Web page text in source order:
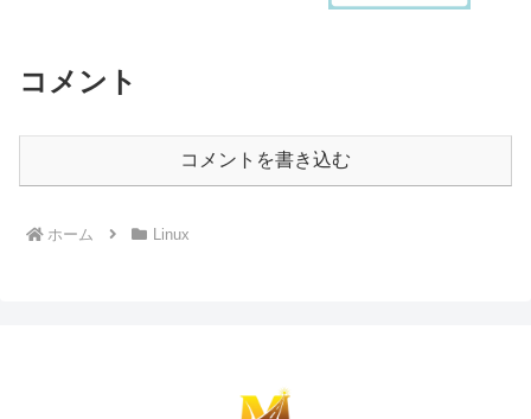
コメント
コメントを書き込む
ホーム Linux